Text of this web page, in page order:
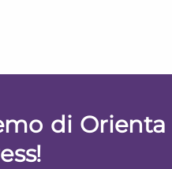
di Orienta